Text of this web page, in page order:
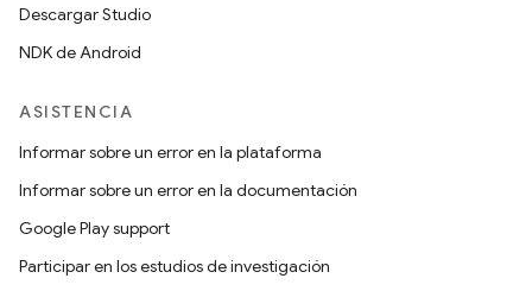
Descargar Studio
NDK de Android
ASISTENCIA
Informar sobre un error en la plataforma
Informar sobre un error en la documentación
Google Play support
Participar en los estudios de investigación